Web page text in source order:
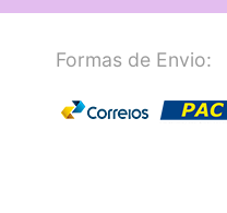
Formas de Envio: